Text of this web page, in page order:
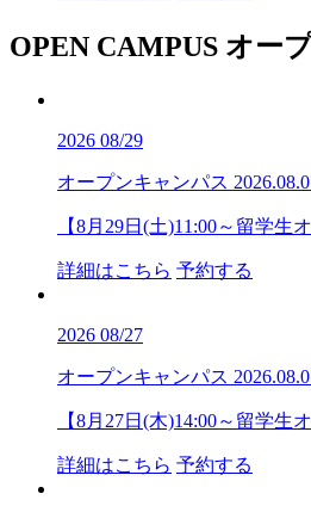
OPEN CAMPUS オー
2026 08/29
オープンキャンパス
【8月29日(土)11:00～留学生
詳細はこちら 予約する
2026 08/27
オープンキャンパス
【8月27日(木)14:00～留学生
詳細はこちら 予約する